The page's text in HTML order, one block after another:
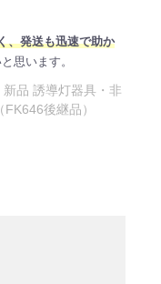
、発送も迅速で助か
思います。
品 誘導灯器具・非
後継品）